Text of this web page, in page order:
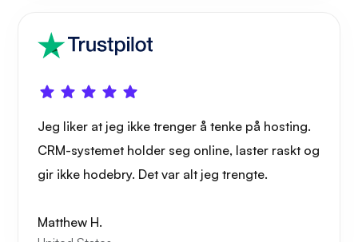
Jeg liker at jeg ikke trenger å tenke på hosting.
CRM-systemet holder seg online, laster raskt og
gir ikke hodebry. Det var alt jeg trengte.
Matthew H.